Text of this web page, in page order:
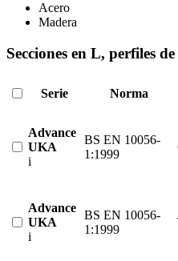
Acero
Madera
Secciones en L, perfiles
Serie Norma
Advance
UKA
i
BS EN 10056-
1:1999
Advance
UKA
i
BS EN 10056-
1:1999